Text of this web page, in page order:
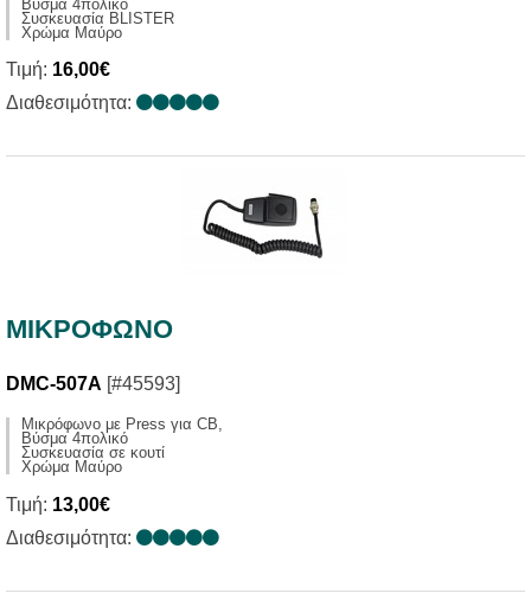
Βύσμα 4πολικό
Συσκευασία BLISTER
Χρώμα Μαύρο
Τιμή: 16,00€
Διαθεσιμότητα:
ΜΙΚΡΟΦΩΝΟ
DMC-507Α [#45593]
Μικρόφωνο με Press για CB,
Βύσμα 4πολικό
Συσκευασία σε κουτί
Χρώμα Μαύρο
Τιμή: 13,00€
Διαθεσιμότητα: